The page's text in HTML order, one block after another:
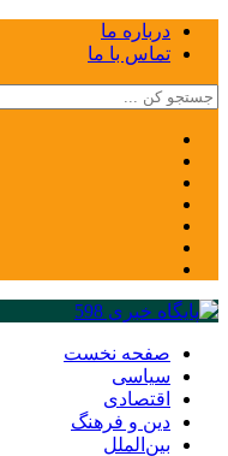
درباره ما
تماس با ما
صفحه نخست
سیاسی
اقتصادی
دین و فرهنگ
بین‌الملل